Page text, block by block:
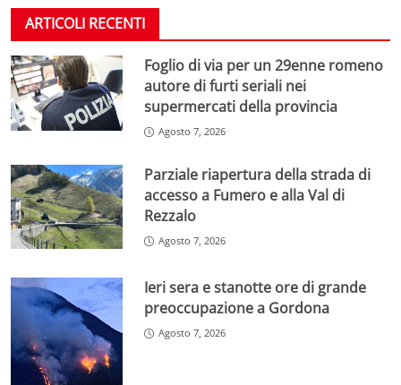
ARTICOLI RECENTI
Foglio di via per un 29enne romeno
autore di furti seriali nei
supermercati della provincia
Agosto 7, 2026
Parziale riapertura della strada di
accesso a Fumero e alla Val di
Rezzalo
Agosto 7, 2026
Ieri sera e stanotte ore di grande
preoccupazione a Gordona
Agosto 7, 2026